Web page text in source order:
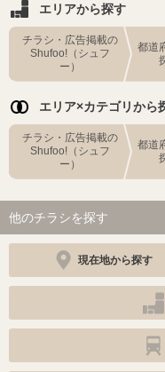
エリアから探す
チラシ・広告掲載の
Shufoo!（シュフ
ー）
都道
エリア×カテゴリから
チラシ・広告掲載の
Shufoo!（シュフ
ー）
都道
他のチラシを探す
現在地から探す